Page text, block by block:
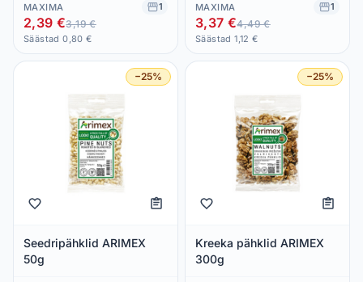
MAXIMA 1
2,39 €3,19 €
Säästad 0,80 €
MAXIMA 1
3,37 €4,49 €
Säästad 1,12 €
−25%
Seedripähklid ARIMEX
50g
−25%
Kreeka pähklid ARIMEX
300g